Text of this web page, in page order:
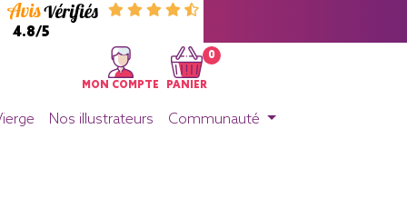
4.8/5
MON COMPTE
0
PANIER
Nos illustrateurs Communauté